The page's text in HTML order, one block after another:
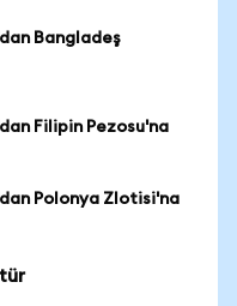
Bangladeş
Filipin Pezosu'na
Polonya Zlotisi'na